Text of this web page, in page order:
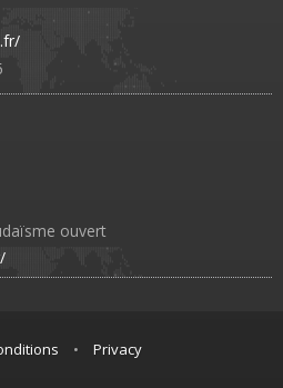
ouvert
• Privacy